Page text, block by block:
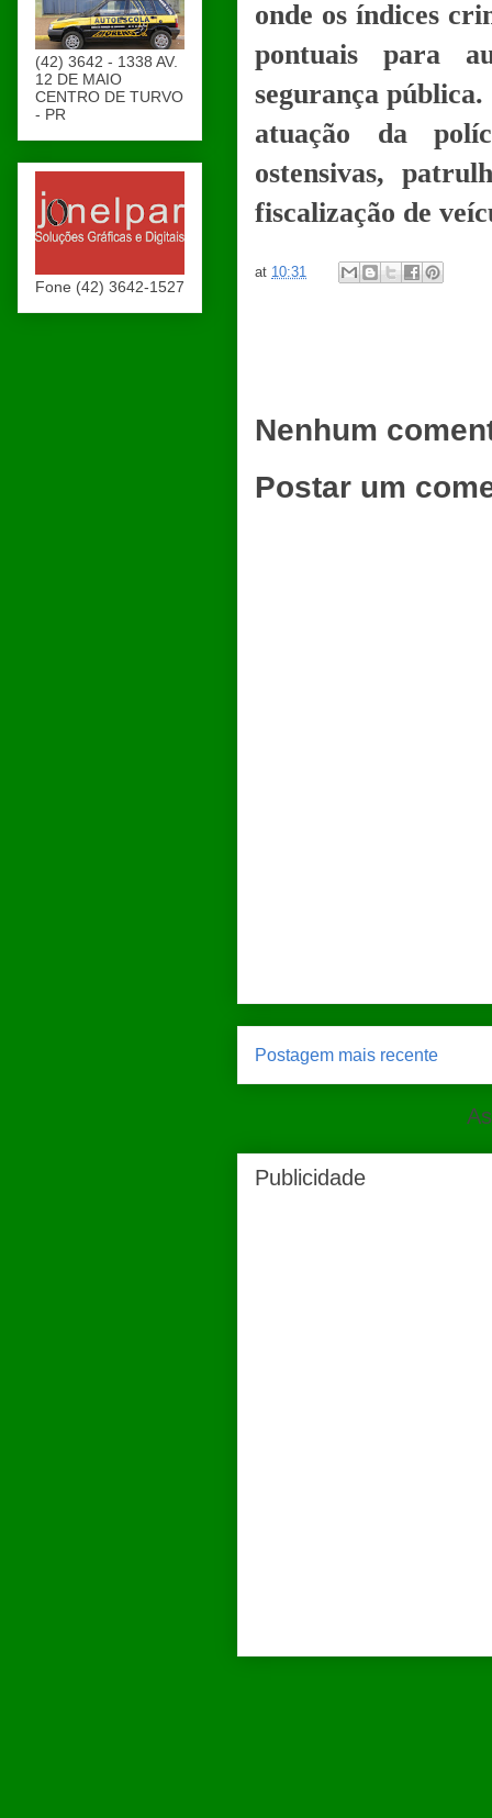
onde os índices
pontuais para
segurança
atuação da
ostensivas,
fiscalização de
at 10:31
Nenhum
Postar um
Postagem mais recente
Publicidade
(42) 3642 - 1338 AV.
12 DE MAIO
CENTRO DE TURVO
- PR
Fone (42) 3642-1527